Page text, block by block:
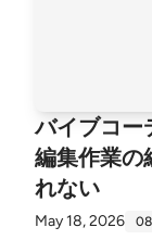
バイブコー
編集作業の
れない
May 18, 2026